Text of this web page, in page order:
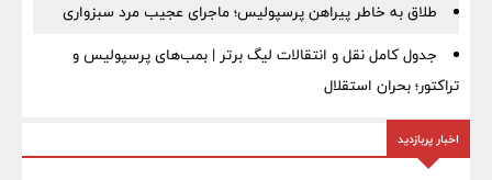
طلاق به خاطر پیراهن پرسپولیس؛ ماجرای عجیب مرد سبزواری
جدول کامل نقل و انتقالات لیگ برتر | بمب‌های پرسپولیس و
تراکتور؛ بحران استقلال
اخبار پربازدید